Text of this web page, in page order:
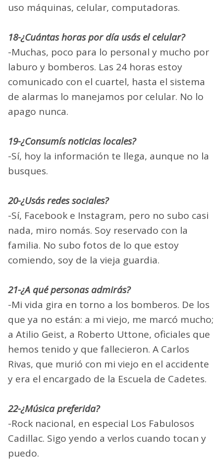
uso máquinas, celular, computadoras.
18-¿Cuántas horas por día usás el celular?
-Muchas, poco para lo personal y mucho por
laburo y bomberos. Las 24 horas estoy
comunicado con el cuartel, hasta el sistema
de alarmas lo manejamos por celular. No lo
apago nunca.
19-¿Consumís noticias locales?
-Sí, hoy la información te llega, aunque no la
busques.
20-¿Usás redes sociales?
-Sí, Facebook e Instagram, pero no subo casi
nada, miro nomás. Soy reservado con la
familia. No subo fotos de lo que estoy
comiendo, soy de la vieja guardia.
21-¿A qué personas admirás?
-Mi vida gira en torno a los bomberos. De los
que ya no están: a mi viejo, me marcó mucho;
a Atilio Geist, a Roberto Uttone, oficiales que
hemos tenido y que fallecieron. A Carlos
Rivas, que murió con mi viejo en el accidente
y era el encargado de la Escuela de Cadetes.
22-¿Música preferida?
-Rock nacional, en especial Los Fabulosos
Cadillac. Sigo yendo a verlos cuando tocan y
puedo.